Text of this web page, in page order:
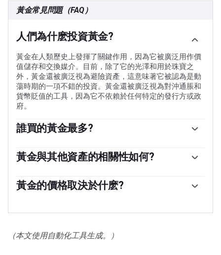
黃金常見問題（FAQ）
人們為什麽投資黃金?
黃金在人類歷史上發揮了關鍵作用，因為它被廣泛用作價
值儲存和交換媒介。目前，除了它的光澤和用於珠寶之
外，黃金還被廣泛視為避險資產，這意味著它被認為是動
蕩時期的一項不錯的投資。黃金還被廣泛視為對沖通脹和
貨幣貶值的工具，因為它不依賴於任何特定的發行方或政
府。
誰買的黃金最多?
貨幣，各國央行傾向於使儲備多樣化，並購買黃金，以提
高人們對經濟和貨幣實力的看法。高黃金儲備可以成為一
各國央行在2022年增加了1136噸黃金儲備，價值約700億
黃金與其他資產的相關性如何?
產和避險資產。當美元貶值時，黃金往往會上漲，使投資
者和央行能夠在動蕩時期實現資產多元化。黃金與風險資
的市場的拋售往往有利於黃金。
黃金的價格取決於什麽?
或對深度衰退的擔憂可能會迅速推高黃金價格，因其避險
上漲，而較高的資金成本通常會拖累黃金。盡管如此，由
於資產以美元(XAU/USD)定價，大多數走勢取決於美元
（本文使用自動化工具生成。）